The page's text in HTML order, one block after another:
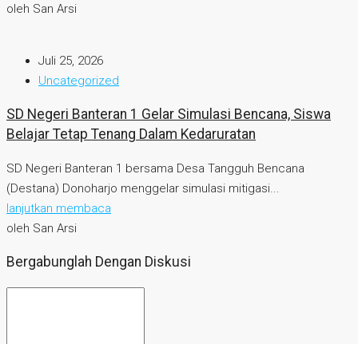
oleh San Arsi
Juli 25, 2026
Uncategorized
SD Negeri Banteran 1 Gelar Simulasi Bencana, Siswa
Belajar Tetap Tenang Dalam Kedaruratan
SD Negeri Banteran 1 bersama Desa Tangguh Bencana
(Destana) Donoharjo menggelar simulasi mitigasi...
lanjutkan membaca
oleh San Arsi
Bergabunglah Dengan Diskusi